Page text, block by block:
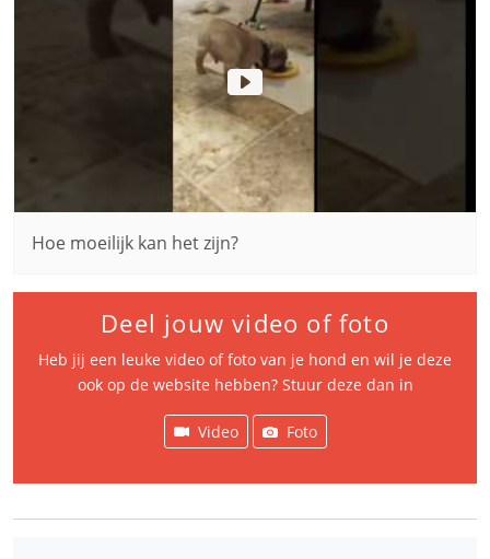
Hoe moeilijk kan het zijn?
Deel jouw video of foto
Heb jij een leuke video of foto van je hond en wil je deze
ook op de website hebben? Stuur deze dan in
Video Foto